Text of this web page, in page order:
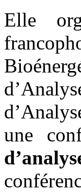
Elle
une